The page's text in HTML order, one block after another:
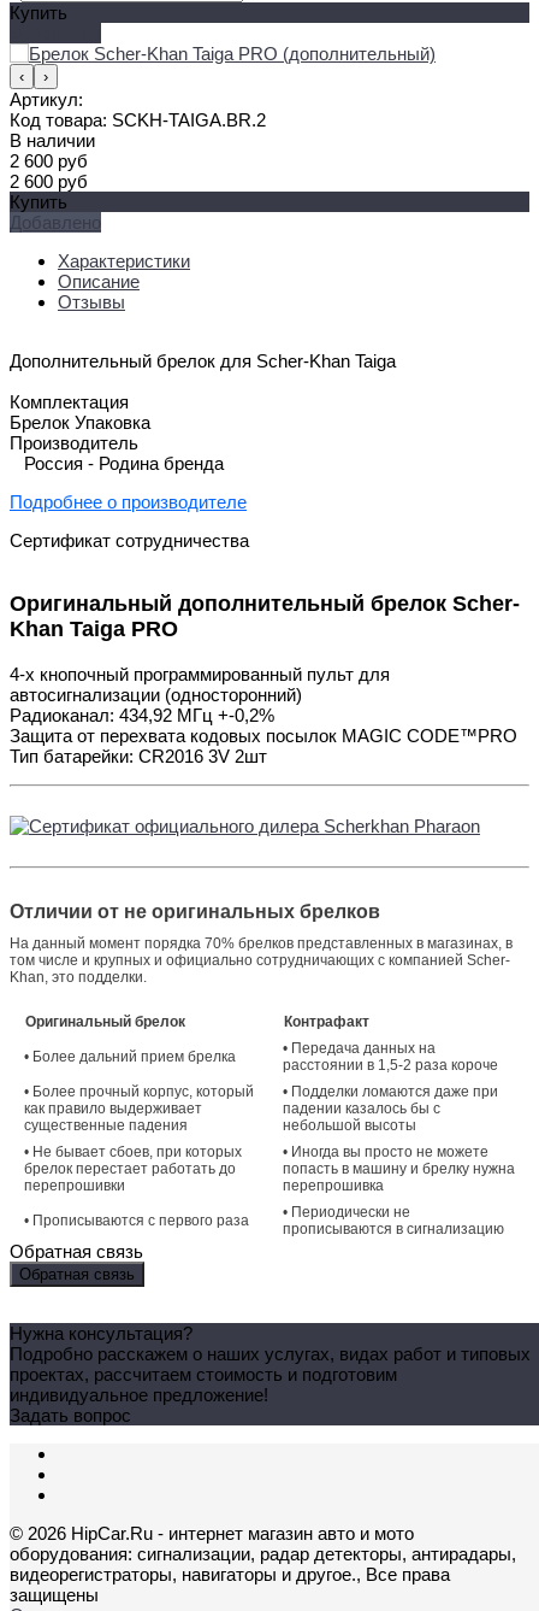
Купить
‹ ›
Артикул:
Код товара: SCKH-TAIGA.BR.2
В наличии
2 600 руб
2 600 руб
Купить
Добавлено
Характеристики
Описание
Отзывы
Дополнительный брелок для Scher-Khan Taiga
Комплектация
Брелок Упаковка
Производитель
Россия - Родина бренда
Подробнее о производителе
Сертификат сотрудничества
Оригинальный дополнительный брелок Scher-
Khan Taiga PRO
4-х кнопочный программированный пульт для
автосигнализации (односторонний)
Радиоканал: 434,92 МГц +-0,2%
Защита от перехвата кодовых посылок MAGIC CODE™PRO
Тип батарейки: CR2016 3V 2шт
Отличии от не оригинальных брелков
На данный момент порядка 70% брелков представленных в магазинах, в
том числе и крупных и официально сотрудничающих с компанией Scher-
Khan, это подделки.
Оригинальный брелок Контрафакт
• Более дальний прием брелка
• Передача данных на
расстоянии в 1,5-2 раза короче
• Более прочный корпус, который
как правило выдерживает
существенные падения
• Подделки ломаются даже при
падении казалось бы с
небольшой высоты
• Не бывает сбоев, при которых
брелок перестает работать до
перепрошивки
• Иногда вы просто не можете
попасть в машину и брелку нужна
перепрошивка
• Прописываются с первого раза
• Периодически не
прописываются в сигнализацию
Обратная связь
Обратная связь
Нужна консультация?
Подробно расскажем о наших услугах, видах работ и типовых
проектах, рассчитаем стоимость и подготовим
индивидуальное предложение!
Задать вопрос
© 2026 HipCar.Ru - интернет магазин авто и мото
оборудования: сигнализации, радар детекторы, антирадары,
видеорегистраторы, навигаторы и другое., Все права
защищены